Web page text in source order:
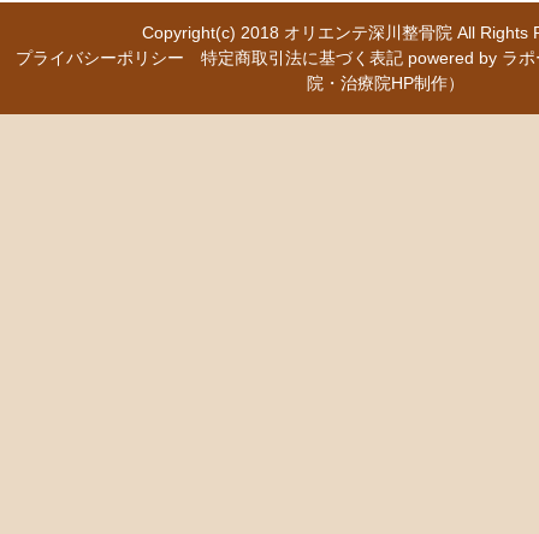
Copyright(c) 2018 オリエンテ深川整骨院 All
プライバシーポリシー
特定商取引法に基づく表記 powered by ラ
院・治療院HP制作）